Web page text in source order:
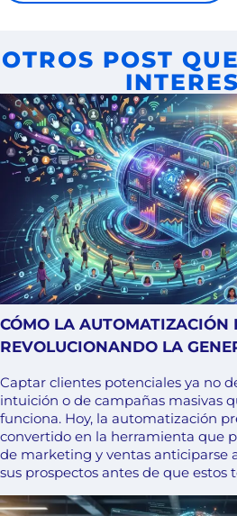
OTROS POST
CÓMO LA AUTOMATIZACIÓN
REVOLUCIONANDO LA
Captar clientes potenciales ya no
intuición o de campañas masivas
funciona. Hoy, la automatización
convertido en la herramienta que
de marketing y ventas anticiparse
sus prospectos antes de que estos